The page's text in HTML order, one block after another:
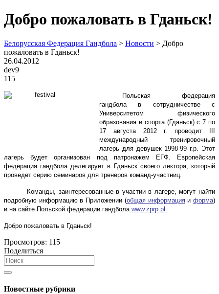
Добро пожаловать в Гданьск!
Белорусская Федерация Гандбола > Новости > Добро
пожаловать в Гданьск!
26.04.2012
dev9
115
Польская федерация
гандбола в сотрудничестве с
Университетом физического
образования и спорта (Гданьск) с 7 по
17 августа 2012 г. проводит III
международный тренировочный
лагерь для девушек 1998-99 г.р. Этот
лагерь будет организован под патронажем ЕГФ. Европейская
федерация гандбола делегирует в Гданьск своего лектора, который
проведет серию семинаров для тренеров команд-участниц.
Команды, заинтересованные в участии в лагере, могут найти
подробную информацию в Приложении (общая информацияиформа)
и на сайте Польской федерации гандбола www.zprp.pl
Добро пожаловать в Гданьск!
Просмотров: 115
Поделиться
Новостные рубрики